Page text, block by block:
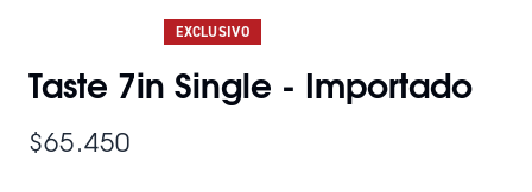
EXCLUSIVO
Taste 7in Single - Importado
$65.450